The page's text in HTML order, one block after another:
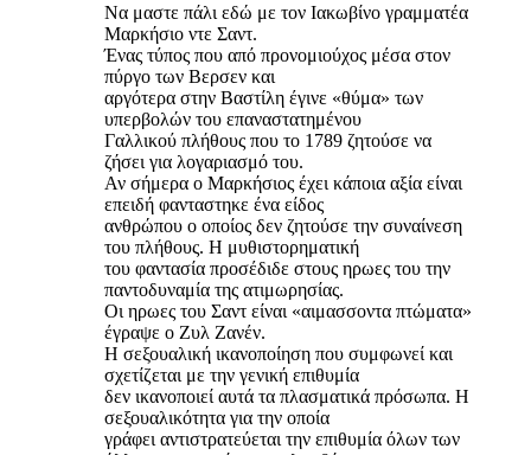
Να μαστε πάλι εδώ με τον Ιακωβίνο γραμματέα
Μαρκήσιο ντε Σαντ.
Ένας τύπος που από προνομιούχος μέσα στον
πύργο των Βερσεν και
αργότερα στην Βαστίλη έγινε «θύμα» των
υπερβολών του επαναστατημένου
Γαλλικού πλήθους που το 1789 ζητούσε να
ζήσει για λογαριασμό του.
Αν σήμερα ο Μαρκήσιος έχει κάποια αξία είναι
επειδή φανταστηκε ένα είδος
ανθρώπου ο οποίος δεν ζητούσε την συναίνεση
του πλήθους. Η μυθιστορηματική
του φαντασία προσέδιδε στους ηρωες του την
παντοδυναμία της ατιμωρησίας.
Οι ηρωες του Σαντ είναι «αιμασσοντα πτώματα»
έγραψε ο Ζυλ Ζανέν.
Η σεξουαλική ικανοποίηση που συμφωνεί και
σχετίζεται με την γενική επιθυμία
δεν ικανοποιεί αυτά τα πλασματικά πρόσωπα. Η
σεξουαλικότητα για την οποία
γράφει αντιστρατεύεται την επιθυμία όλων των